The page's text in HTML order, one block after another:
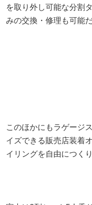
を取り外し可能な分割
みの交換・修理も可能だ
このほかにもラゲージ
イズできる販売店装着
イリングを自由につく